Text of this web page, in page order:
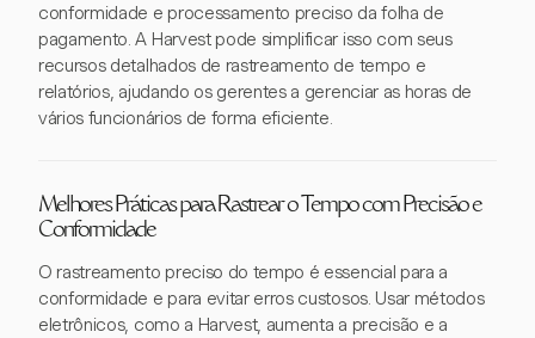
conformidade e processamento preciso da folha de
pagamento. A Harvest pode simplificar isso com seus
recursos detalhados de rastreamento de tempo e
relatórios, ajudando os gerentes a gerenciar as horas de
vários funcionários de forma eficiente.
Melhores Práticas para Rastrear o Tempo com Precisão e
Conformidade
O rastreamento preciso do tempo é essencial para a
conformidade e para evitar erros custosos. Usar métodos
eletrônicos, como a Harvest, aumenta a precisão e a